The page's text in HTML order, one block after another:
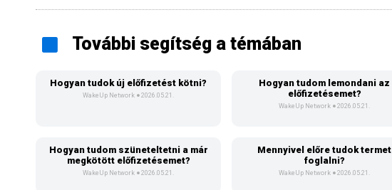
További segítség a témában
Hogyan tudok új előfizetést kötni?
WakeUp Network 2026.05.21.
Hogyan tudom lemondani az
előfizetésemet?
WakeUp Network 2026.05.21.
Hogyan tudom szüneteltetni a már
megkötött előfizetésemet?
WakeUp Network 2026.05.21.
Mennyivel előre tudok termet
foglalni?
WakeUp Network 2026.05.21.